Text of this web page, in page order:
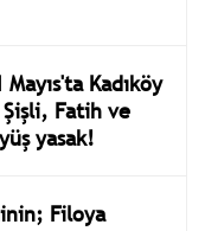
Kadıköy
Şişli, Fatih ve
yasak!
Filoya